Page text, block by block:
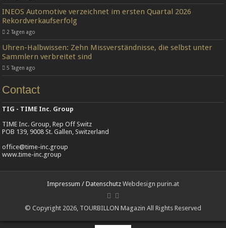
INEOS Automotive verzeichnet im ersten Quartal 2026
Rekordverkaufserfolg
2 Tagen ago
Uhren-Halbwissen: Zehn Missverständnisse, die selbst unter
Sammlern verbreitet sind
5 Tagen ago
Contact
TIG - TIME Inc. Group
TIME Inc. Group, Rep Off Switz
POB 139, 9008 St. Gallen, Switzerland
office@time-inc.group
www.time-inc.group
Impressum / Datenschutz Webdesign purin.at
© Copyright 2026, TOURBILLON Magazin All Rights Reserved